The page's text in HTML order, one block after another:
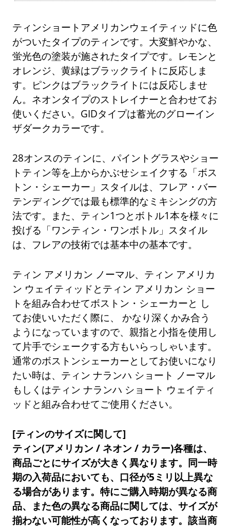
ティンショートアメリカンウェイティッドに色
がついたタイプのティンです。大変鮮やかな、
蛍光色の塗装が施されたタイプです。レモンと
オレンジ、黄緑はブラックライトに反応しま
す。ピンクはブラックライトには反応しませ
ん。ネオンタイプのストレイナーと合わせてお
使いください。GIDタイプは蓄光のグローイン
ザダークカラーです。
28オンスのティンに、パイントグラスやショー
トティン等を上からかぶせシェイクする「ボス
トン・シェーカー」スタイルは、フレア・バー
テンディングでは最も標準的なミキシングの方
法です。また、ティン1つとボトル1本を様々に
投げる「ワンティン・ワンボトル」スタイル
は、フレアの技術では基本中の基本です。
ティン アメリカン ノーマル、ティン アメリカ
ン ウェイティッドとティン アメリカン ショー
トを組み合わせてボストン・シェーカーと し
てお使いいただく際に、 かなり深くかみ合う
ようになっていますので、親指と小指を使用し
て片手でシェークする方もいらっしゃいます。
通常のボストンシェーカーとしてお使いになり
たい時は、ティン ナランハ ショート ノーマル
もしくはティン ナランハ ショート ウェイティ
ッドと組み合わせてご使用ください。
[ティンのサイズに関して]
ティン(アメリカン / ネオン / カラー)各種は、
商品ごとにサイズが大きく異なります。同一時
期の入荷品においても、口径が5ミリ以上異な
る場合があります。特にご購入時期が異なる商
品、また色の異なる商品に関しては、サイズが
揃わない可能性が高くなっております。該当商